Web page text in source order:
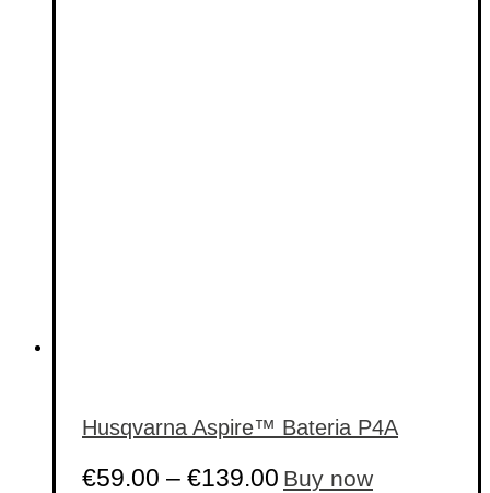
Husqvarna Aspire™ Bateria P4A
€59.00 – €139.00 Buy nowThis